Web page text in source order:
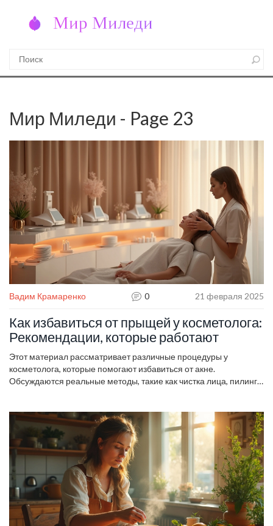
Мир Миледи - Page 23
Вадим Крамаренко 0 21 февраля 2025
Как избавиться от прыщей у косметолога:
Рекомендации, которые работают
Этот материал рассматривает различные процедуры у
косметолога, которые помогают избавиться от акне.
Обсуждаются реальные методы, такие как чистка лица, пилинги
посещения косметолога. Информация помогает понять, когда
необходимо обратиться к профессионалу и как это может
поменять ваше качество жизни.